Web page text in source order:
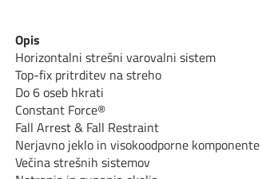
Opis
Horizontalni strešni varovalni sistem
Top-fix pritrditev na streho
Do 6 oseb hkrati
Constant Force®
Fall Arrest & Fall Restraint
Nerjavno jeklo in visokoodporne komponente
Večina strešnih sistemov